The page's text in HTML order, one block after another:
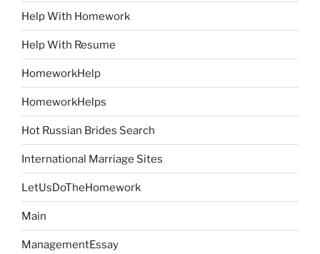
Help With Homework
Help With Resume
HomeworkHelp
HomeworkHelps
Hot Russian Brides Search
International Marriage Sites
LetUsDoTheHomework
Main
ManagementEssay